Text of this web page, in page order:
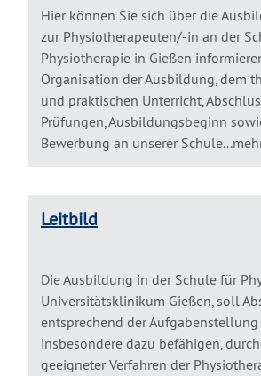
Hier können Sie sich über die
zur Physiotherapeuten/-in an der
Physiotherapie in Gießen
Organisation der Ausbildung, dem
und praktischen Unterricht,
Prüfungen, Ausbildungsbeginn
Bewerbung an unserer
Leitbild
Die Ausbildung in der Schule für
Universitätsklinikum Gießen, soll
entsprechend der Aufgabenstellung
insbesondere dazu befähigen,
geeigneter Verfahren der